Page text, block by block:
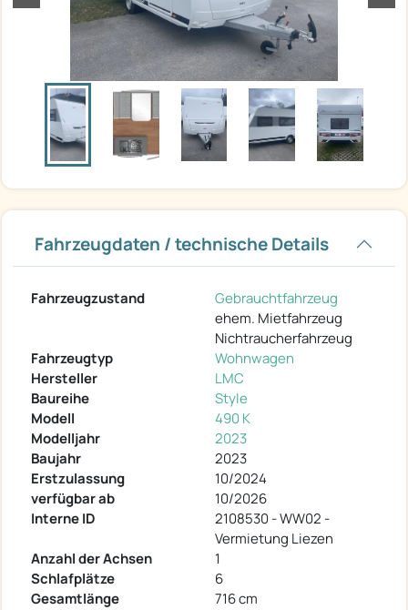
Fahrzeugdaten / technische Details
Fahrzeugzustand
Gebrauchtfahrzeug
ehem. Mietfahrzeug
Nichtraucherfahrzeug
Fahrzeugtyp
Wohnwagen
Hersteller
LMC
Baureihe
Style
Modell
490 K
Modelljahr
2023
Baujahr
2023
Erstzulassung
10/2024
verfügbar ab
10/2026
Interne ID
2108530 - WW02 -
Vermietung Liezen
Anzahl der Achsen
1
Schlafplätze
6
Gesamtlänge
716 cm